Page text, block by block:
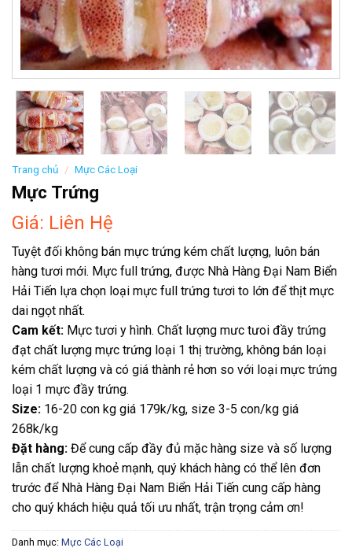
Trang chủ / Mực Các Loại
Mực Trứng
Giá: Liên Hệ
Tuyệt đối không bán mực trứng kém chất lượng, luôn bán
hàng tươi mới. Mực full trứng, được Nhà Hàng Đại Nam Biển
Hải Tiến lựa chọn loại mực full trứng tươi to lớn để thịt mực
dai ngọt nhất.
Cam kết: Mực tươi y hình. Chất lượng mưc tưoi đầy trứng
đạt chất lượng mực trứng loại 1 thị trường, không bán loại
kém chất lượng và có giá thành rẻ hơn so với loại mực trứng
loại 1 mực đầy trứng.
Size: 16-20 con kg giá 179k/kg, size 3-5 con/kg giá
268k/kg
Đặt hàng: Để cung cấp đầy đủ mặc hàng size và số lượng
lẫn chất lượng khoẻ mạnh, quý khách hàng có thể lên đơn
trước để Nhà Hàng Đại Nam Biển Hải Tiến cung cấp hàng
cho quý khách hiệu quả tối ưu nhất, trận trọng cảm ơn!
Danh mục: Mực Các Loại